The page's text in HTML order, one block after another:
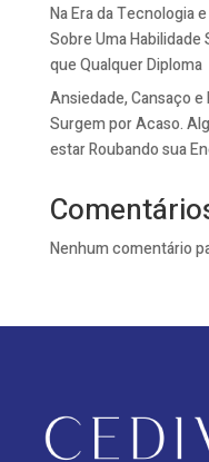
Na Era da Tecnologia
Sobre Uma
que Qualquer Diploma
Ansiedade, Cansaço
Surgem por Acaso.
estar Roubando sua
Nenhum comentário